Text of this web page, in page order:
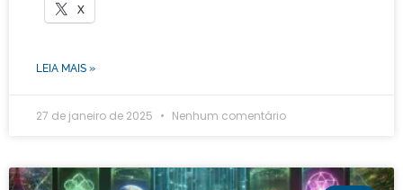
X
LEIA MAIS »
27 de janeiro de 2025 Nenhum comentário